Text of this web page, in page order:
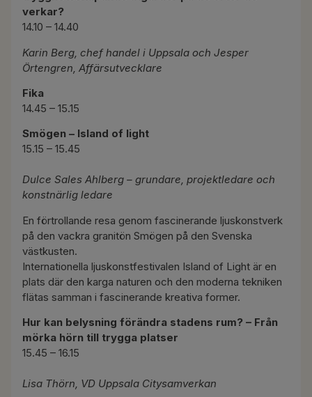
verkar?
14.10 – 14.40
Karin Berg, chef handel i Uppsala och Jesper
Örtengren, Affärsutvecklare
Fika
14.45 – 15.15
Smögen – Island of light
15.15 – 15.45
Dulce Sales Ahlberg – grundare, projektledare och
konstnärlig ledare
En förtrollande resa genom fascinerande ljuskonstverk
på den vackra granitön Smögen på den Svenska
västkusten.
Internationella ljuskonstfestivalen Island of Light är en
plats där den karga naturen och den moderna tekniken
flätas samman i fascinerande kreativa former.
Hur kan belysning förändra stadens rum? – Från
mörka hörn till trygga platser
15.45 – 16.15
Lisa Thörn, VD Uppsala Citysamverkan